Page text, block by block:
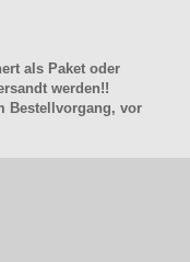
als Paket oder
werden!!
Bestellvorgang, vor